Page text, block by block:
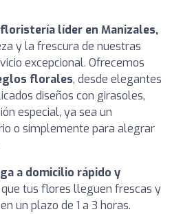
floristería líder en Manizales,
y la frescura de nuestras
excepcional. Ofrecemos
florales, desde elegantes
diseños con girasoles,
especial, ya sea un
o simplemente para alegrar
a domicilio rápido y
tus flores lleguen frescas y
un plazo de 1 a 3 horas.